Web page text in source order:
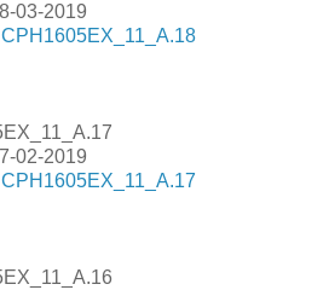
03-2019
02-2019